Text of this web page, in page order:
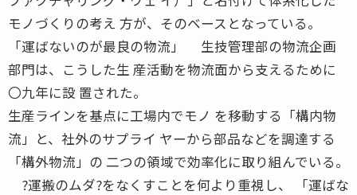
モノづくりの考え 方が、そのベースとなっている。
「運ばないのが最良の物流」 生技管理部の物流企画
部門は、こうした生 産活動を物流面から支えるために
〇九年に設 置された。
生産ラインを基点に工場内でモノ を移動する「構内物
流」と、社外のサプライ ヤーから部品などを調達する
「構外物流」の 二つの領域で効率化に取り組んでいる。
?運搬のムダ?をなくすことを何より重視し、 「運ばな